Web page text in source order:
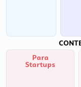
Para
Startups